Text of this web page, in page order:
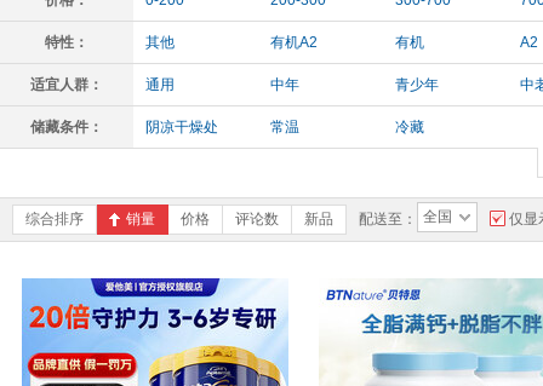
特性： 其他 有机A2 有机 A2
适宜人群： 通用 中年 青少年 中
失眠人群 免疫力低下者 脑力劳动者
储藏条件： 阴凉干燥处 常温 冷藏
综合排序 销量 价格 评论数 新品 配送至： 全国 仅显